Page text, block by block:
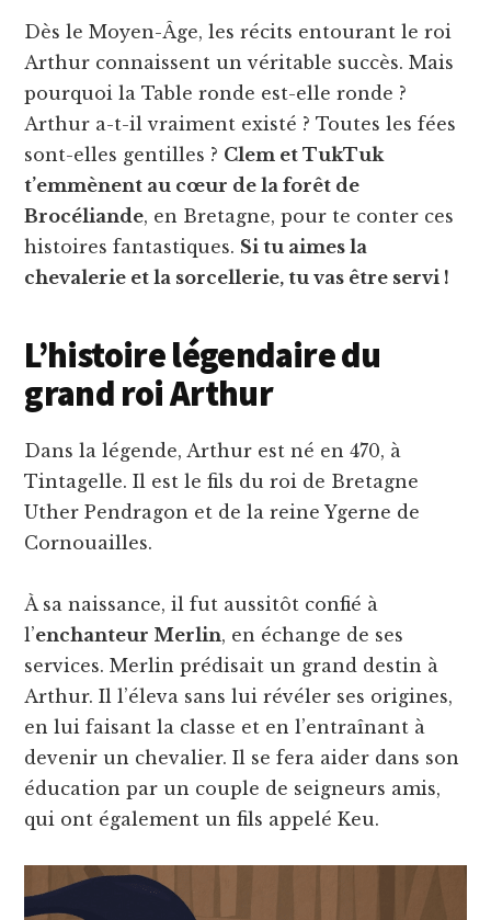
Dès le Moyen-Âge, les récits entourant le roi
Arthur connaissent un véritable succès. Mais
pourquoi la Table ronde est-elle ronde ?
Arthur a-t-il vraiment existé ? Toutes les fées
sont-elles gentilles ? Clem et TukTuk
t’emmènent au cœur de la forêt de
Brocéliande, en Bretagne, pour te conter ces
histoires fantastiques. Si tu aimes la
chevalerie et la sorcellerie, tu vas être servi !
L’histoire légendaire du
grand roi Arthur
Dans la légende, Arthur est né en 470, à
Tintagelle. Il est le fils du roi de Bretagne
Uther Pendragon et de la reine Ygerne de
Cornouailles.
À sa naissance, il fut aussitôt confié à
l’enchanteur Merlin, en échange de ses
services. Merlin prédisait un grand destin à
Arthur. Il l’éleva sans lui révéler ses origines,
en lui faisant la classe et en l’entraînant à
devenir un chevalier. Il se fera aider dans son
éducation par un couple de seigneurs amis,
qui ont également un fils appelé Keu.